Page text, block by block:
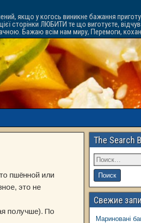
якщо у когось виникне бажання
сторінки ЛЮБИТИ те що виготуєте,
Бажаю всім нам миру, Перемоги,
пшённой или
это не
получше). По
The Search
Свежие
Мариновані